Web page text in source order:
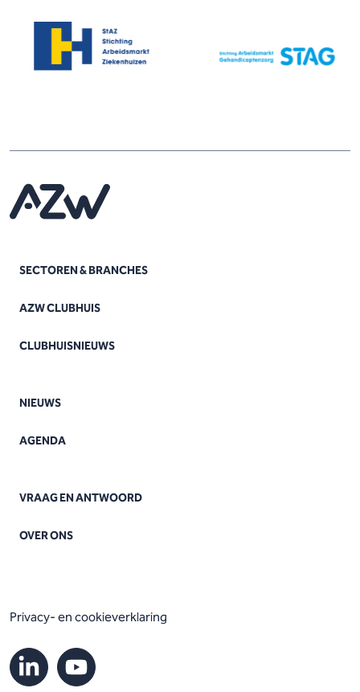
SECTOREN & BRANCHES
AZW CLUBHUIS
CLUBHUISNIEUWS
NIEUWS
AGENDA
VRAAG EN ANTWOORD
OVER ONS
Privacy- en cookieverklaring